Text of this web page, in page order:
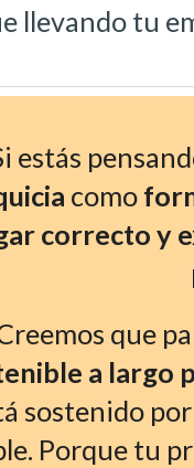
llevando tu
estás
como
correcto y
que
a largo
sostenido
Porque tu